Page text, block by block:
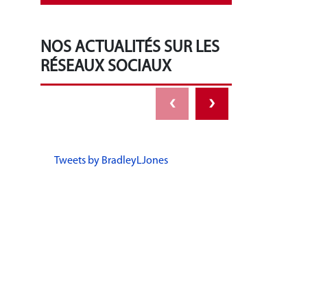
NOS ACTUALITÉS SUR LES
RÉSEAUX SOCIAUX
Tweets by BradleyLJones
‹ ›